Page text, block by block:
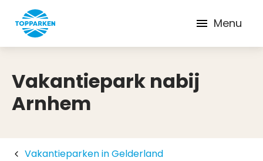
Menu
Vakantiepark nabij
Arnhem
Vakantieparken in Gelderland